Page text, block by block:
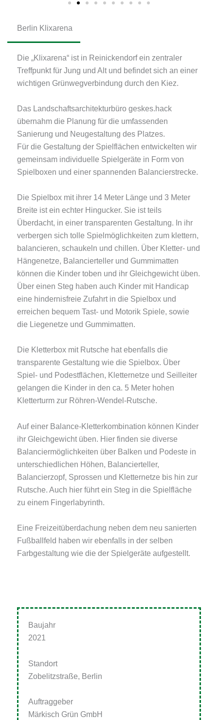
Berlin Klixarena
Die „Klixarena“ ist in Reinickendorf ein zentraler
Treffpunkt für Jung und Alt und befindet sich an einer
wichtigen Grünwegverbindung durch den Kiez.
Das Landschaftsarchitekturbüro geskes.hack
übernahm die Planung für die umfassenden
Sanierung und Neugestaltung des Platzes.
Für die Gestaltung der Spielflächen entwickelten wir
gemeinsam individuelle Spielgeräte in Form von
Spielboxen und einer spannenden Balancierstrecke.
Die Spielbox mit ihrer 14 Meter Länge und 3 Meter
Breite ist ein echter Hingucker. Sie ist teils
Überdacht, in einer transparenten Gestaltung. In ihr
verbergen sich tolle Spielmöglichkeiten zum klettern,
balancieren, schaukeln und chillen. Über Kletter- und
Hängenetze, Balancierteller und Gummimatten
können die Kinder toben und ihr Gleichgewicht üben.
Über einen Steg haben auch Kinder mit Handicap
eine hindernisfreie Zufahrt in die Spielbox und
erreichen bequem Tast- und Motorik Spiele, sowie
die Liegenetze und Gummimatten.
Die Kletterbox mit Rutsche hat ebenfalls die
transparente Gestaltung wie die Spielbox. Über
Spiel- und Podestflächen, Kletternetze und Seilleiter
gelangen die Kinder in den ca. 5 Meter hohen
Kletterturm zur Röhren-Wendel-Rutsche.
Auf einer Balance-Kletterkombination können Kinder
ihr Gleichgewicht üben. Hier finden sie diverse
Balanciermöglichkeiten über Balken und Podeste in
unterschiedlichen Höhen, Balancierteller,
Balancierzopf, Sprossen und Kletternetze bis hin zur
Rutsche. Auch hier führt ein Steg in die Spielfläche
zu einem Fingerlabyrinth.
Eine Freizeitüberdachung neben dem neu sanierten
Fußballfeld haben wir ebenfalls in der selben
Farbgestaltung wie die der Spielgeräte aufgestellt.
Baujahr
2021
Standort
Zobelitzstraße, Berlin
Auftraggeber
Märkisch Grün GmbH